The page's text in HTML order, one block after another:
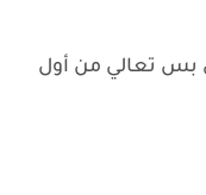
بس تعالي من أول